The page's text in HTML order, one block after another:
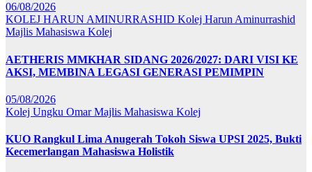
06/08/2026
KOLEJ HARUN AMINURRASHID Kolej Harun Aminurrashid
Majlis Mahasiswa Kolej
AETHERIS MMKHAR SIDANG 2026/2027: DARI VISI KE
AKSI, MEMBINA LEGASI GENERASI PEMIMPIN
05/08/2026
Kolej Ungku OmarMajlis Mahasiswa Kolej
KUO Rangkul Lima Anugerah Tokoh Siswa UPSI 2025, Bukti
Kecemerlangan Mahasiswa Holistik